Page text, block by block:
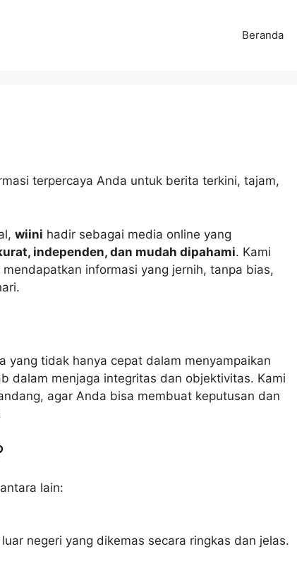
Beranda
terpercaya Anda untuk berita terkini, tajam,
wiini hadir sebagai media online yang
independen, dan mudah dipahami. Kami
informasi yang jernih, tanpa bias,
yang tidak hanya cepat dalam menyampaikan
dalam menjaga integritas dan objektivitas. Kami
agar Anda bisa membuat keputusan dan
lain:
negeri yang dikemas secara ringkas dan jelas.